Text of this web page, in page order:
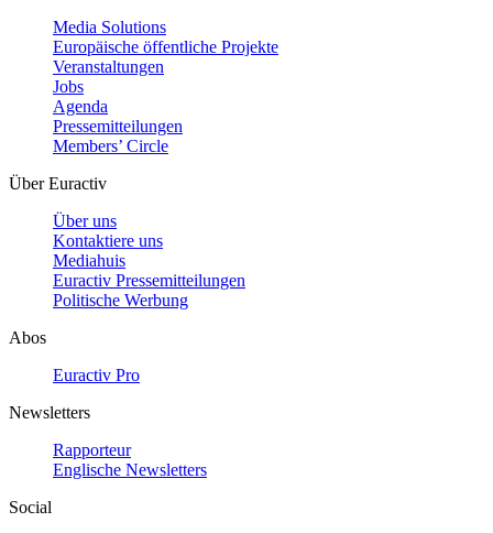
Media Solutions
Europäische öffentliche Projekte
Veranstaltungen
Jobs
Agenda
Pressemitteilungen
Members’ Circle
Über Euractiv
Über uns
Kontaktiere uns
Mediahuis
Euractiv Pressemitteilungen
Politische Werbung
Abos
Euractiv Pro
Newsletters
Rapporteur
Englische Newsletters
Social